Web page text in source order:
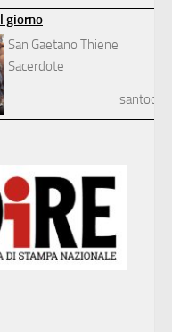
giorno
San Gaetano Thiene
Sacerdote